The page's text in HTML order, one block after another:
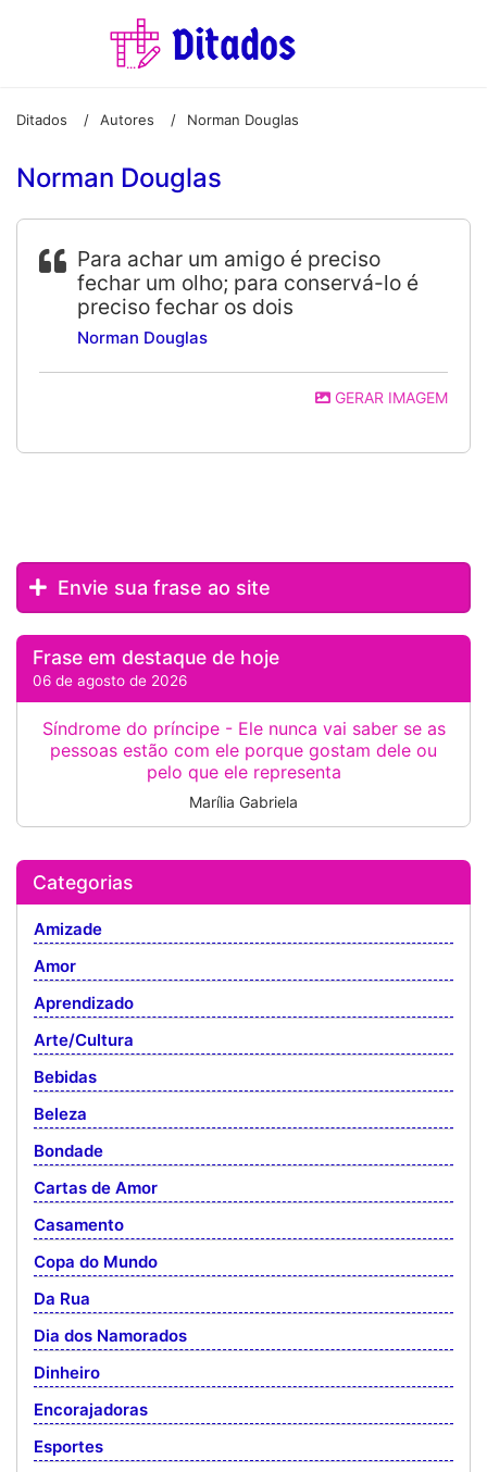
Ditados / Autores / Norman Douglas
Norman Douglas
Para achar um amigo é preciso
fechar um olho; para conservá-lo é
preciso fechar os dois
Norman Douglas
GERAR IMAGEM
Envie sua frase ao site
Frase em destaque de hoje
06 de agosto de 2026
Síndrome do príncipe - Ele nunca vai saber se as
pessoas estão com ele porque gostam dele ou
pelo que ele representa
Marília Gabriela
Categorias
Amizade
Amor
Aprendizado
Arte/Cultura
Bebidas
Beleza
Bondade
Cartas de Amor
Casamento
Copa do Mundo
Da Rua
Dia dos Namorados
Dinheiro
Encorajadoras
Esportes